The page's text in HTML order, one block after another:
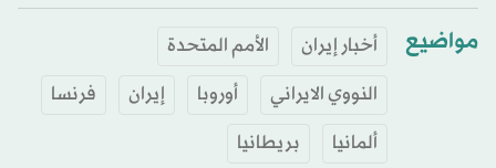
مواضيع أخبار إيران
الأمم المتحدة
النووي الايراني
أوروبا إيران
فرنسا
ألمانيا
بريطانيا